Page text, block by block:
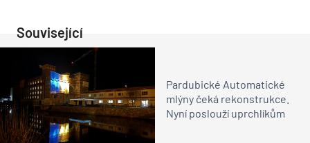
Související
Pardubické Automatické
mlýny čeká rekonstrukce.
Nyní poslouží uprchlíkům